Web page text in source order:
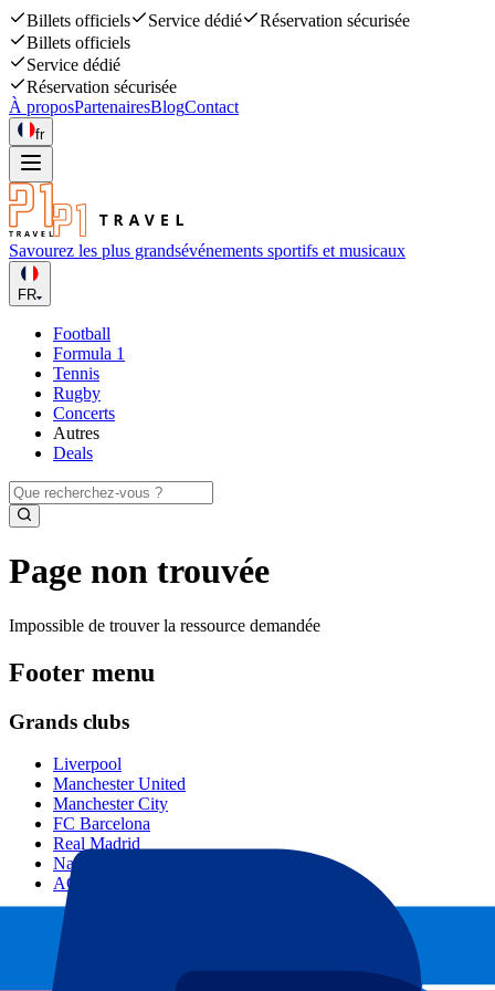
Billets officiels Service dédié
Réservation sécurisée
Billets officiels
Service dédié
Réservation sécurisée
À proposPartenairesBlogContact
fr
Savourez les plus grandsévénements sportifs et musicaux
FR
Football
Formula 1
Tennis
Rugby
Concerts
Autres
Deals
Page non trouvée
Impossible de trouver la ressource demandée
Footer menu
Grands clubs
Liverpool
Manchester United
Manchester City
FC Barcelona
Real Madrid
Napoli
AC Milan
Événements populaires
GP Espagne